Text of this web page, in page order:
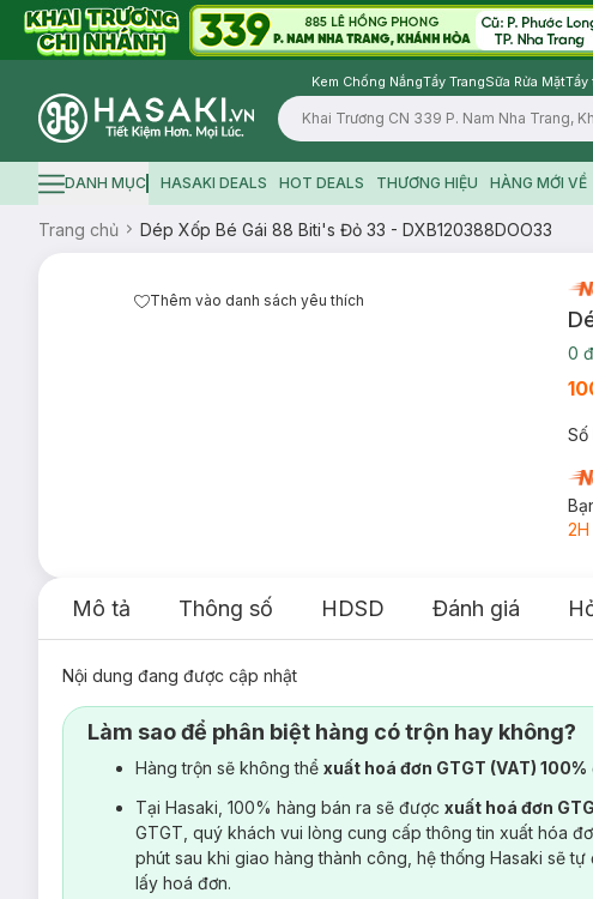
Kem Chống NắngTẩy TrangSữa Rửa MặtTẩy
Logo
Hamburger icon
DANH MỤC HASAKI DEALS HOT DEALS THƯƠNG HIỆU HÀNG MỚI VỀ
Trang chủ Dép Xốp Bé Gái 88 Biti's Đỏ 33 - DXB120388DOO33
Thêm vào danh sách yêu thích
0
Số
2H
Mô tả Thông số HDSD Đánh giá
Nội dung đang được cập nhật
Làm sao để phân biệt hàng có trộn hay không?
Hàng trộn sẽ không thể xuất hoá đơn GTGT (VAT) 100%
Tại Hasaki, 100% hàng bán ra sẽ được xuất hoá đơn
GTGT, quý khách vui lòng cung cấp thông tin xuất hóa
phút sau khi giao hàng thành công, hệ thống Hasaki sẽ
lấy hoá đơn.